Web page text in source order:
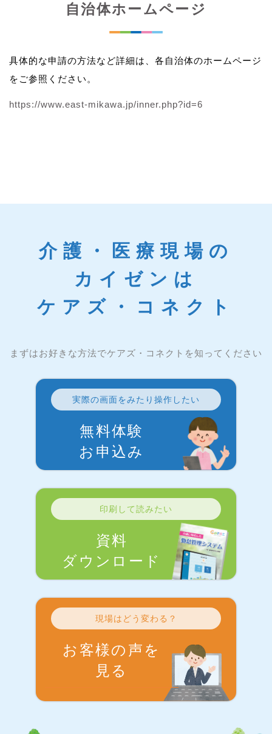
自治体ホームページ
具体的な申請の方法など詳細は、各自治体のホームページ
をご参照ください。
https://www.east-mikawa.jp/inner.php?id=6
介護・医療現場の
カイゼンは
ケアズ・コネクト
まずはお好きな方法でケアズ・コネクトを知ってください
実際の画面をみたり操作したい
無料体験
お申込み
印刷して読みたい
資料
ダウンロード
現場はどう変わる？
お客様の声を
見る